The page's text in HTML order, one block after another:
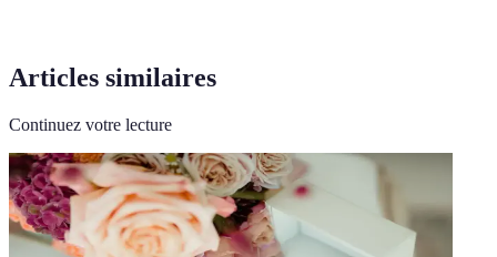
Articles similaires
Continuez votre lecture